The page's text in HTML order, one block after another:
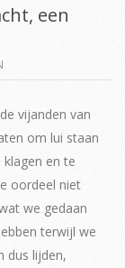
een
vijanden van
om lui staan
en te
oordeel niet
we gedaan
terwijl we
dus lijden,